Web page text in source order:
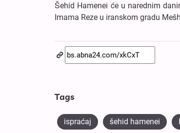
Šehid Hamenei će u narednim
Imama Reze u iranskom gradu
Tags
ispraćaj šehid hamenei